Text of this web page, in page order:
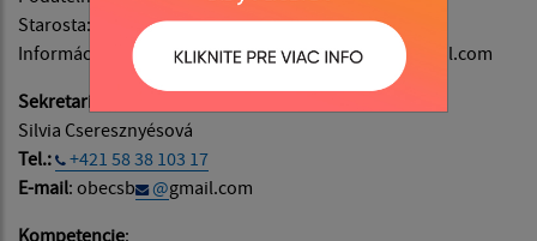
Starosta: obecsb@gmail.com
Informácie o napĺňaní webového sídla: obecsb@gmail.com
Sekretariát:
Silvia Cseresznyésová
Tel.:
+421 58 38 103 17
E-mail: obecsb @gmail.com
Kompetencie: